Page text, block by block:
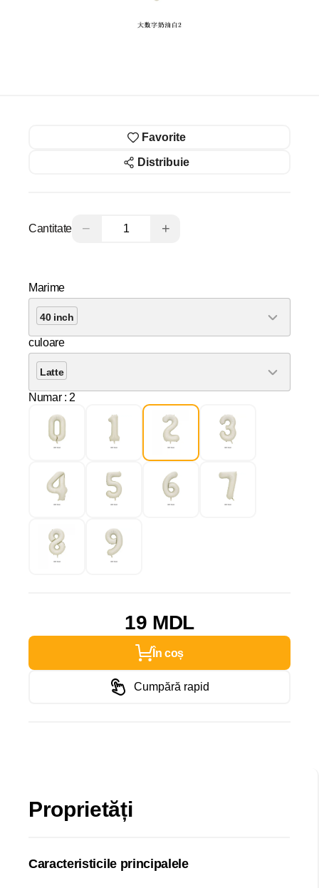
Favorite
Distribuie
Cantitate − +
Marime
40 inch
culoare
Latte
Numar : 2
19 MDL
În coș
Cumpără rapid
Proprietăți
Caracteristicile principalele